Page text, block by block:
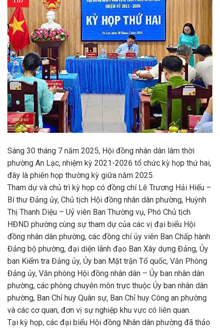
Sáng 30 tháng 7 năm 2025, Hội đồng nhân dân lâm thời
phường An Lạc, nhiệm kỳ 2021-2026 tổ chức kỳ họp thứ hai,
đây là phiên họp thường kỳ giữa năm 2025.
Tham dự và chủ trì kỳ họp có đồng chí Lê Trương Hải Hiếu –
Bí thư Đảng ủy, Chủ tịch Hội đồng nhân dân phường, Huỳnh
Thị Thanh Diệu – Uỷ viên Ban Thường vụ, Phó Chủ tịch
HĐND phường cùng sự tham dự của các vị đại biểu Hội
đồng nhân dân phường, các đồng chí ủy viên Ban Chấp hành
Đảng bộ phường, đại diện lãnh đạo Ban Xây dựng Đảng, Ủy
ban Kiểm tra Đảng ủy, Ủy ban Mặt trận Tổ quốc, Văn Phòng
Đảng ủy, Văn phòng Hội đồng nhân dân – Ủy ban nhân dân
phường, các phòng chuyên môn trực thuộc Ủy ban nhân dân
phường, Ban Chỉ huy Quân sự, Ban Chỉ huy Công an phường
và các cơ quan, đơn vị sự nghiệp khu vực có liên quan.
Tại kỳ họp, các đại biểu Hội đồng Nhân dân phường đã thảo